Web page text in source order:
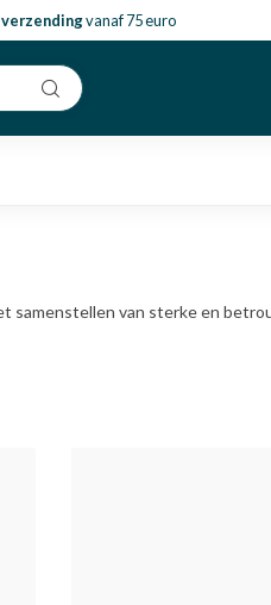
vanaf 75 euro
van sterke en